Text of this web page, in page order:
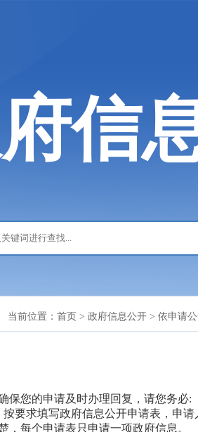
信
当前位置： 首页 > 政府信息公开 > 依申请
保您的申请及时办理回复，请您务必:
按要求填写政府信息公开申请表，申
，每个申请表只申请一项政府信息。